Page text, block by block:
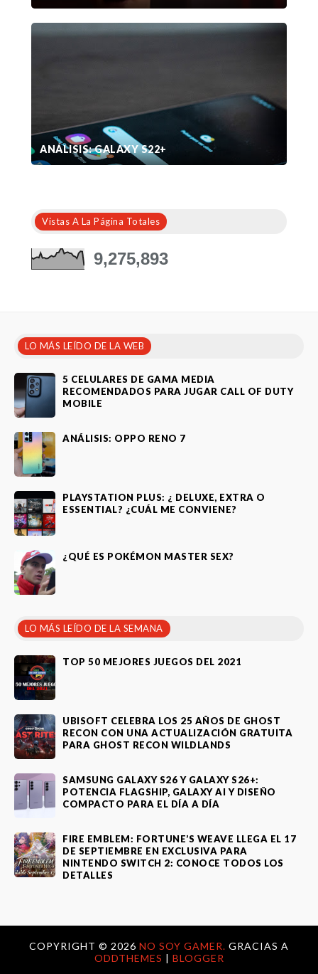
ANÁLISIS: GALAXY S22+
Vistas A La Página Totales
9,275,893
LO MÁS LEÍDO DE LA WEB
5 CELULARES DE GAMA MEDIA
RECOMENDADOS PARA JUGAR CALL OF DUTY
MOBILE
ANÁLISIS: OPPO RENO 7
PLAYSTATION PLUS: ¿ DELUXE, EXTRA O
ESSENTIAL? ¿CUÁL ME CONVIENE?
¿QUÉ ES POKÉMON MASTER SEX?
LO MÁS LEÍDO DE LA SEMANA
TOP 50 MEJORES JUEGOS DEL 2021
UBISOFT CELEBRA LOS 25 AÑOS DE GHOST
RECON CON UNA ACTUALIZACIÓN GRATUITA
PARA GHOST RECON WILDLANDS
SAMSUNG GALAXY S26 Y GALAXY S26+:
POTENCIA FLAGSHIP, GALAXY AI Y DISEÑO
COMPACTO PARA EL DÍA A DÍA
FIRE EMBLEM: FORTUNE’S WEAVE LLEGA EL 17
DE SEPTIEMBRE EN EXCLUSIVA PARA
NINTENDO SWITCH 2: CONOCE TODOS LOS
DETALLES
COPYRIGHT © 2026 NO SOY GAMER. GRACIAS A
ODDTHEMES | BLOGGER